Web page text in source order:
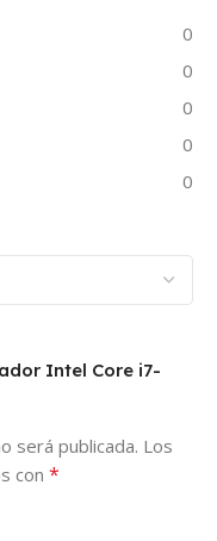
0
0
0
0
0
Intel Core i7-
será publicada. Los
con *